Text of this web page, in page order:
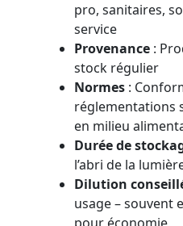
pro, sanitaires,
service
Provenance :
stock régulier
Normes :
réglementations
en milieu
Durée de
l’abri de la
Dilution
usage – souvent